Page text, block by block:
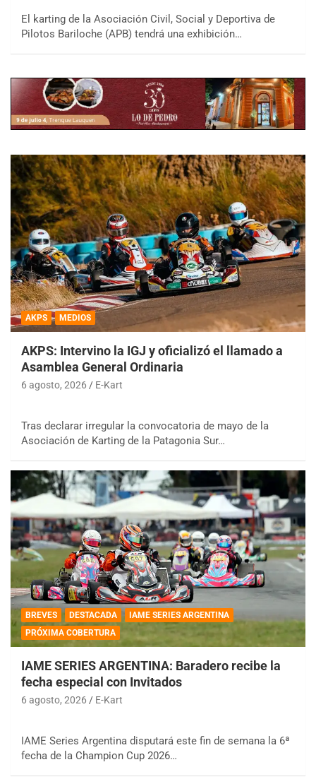
El karting de la Asociación Civil, Social y Deportiva de
Pilotos Bariloche (APB) tendrá una exhibición…
AKPS MEDIOS
AKPS: Intervino la IGJ y oficializó el llamado a
Asamblea General Ordinaria
6 agosto, 2026 E-Kart
Tras declarar irregular la convocatoria de mayo de la
Asociación de Karting de la Patagonia Sur…
BREVES DESTACADA
IAME SERIES ARGENTINA
PRÓXIMA COBERTURA
IAME SERIES ARGENTINA: Baradero recibe la
fecha especial con Invitados
6 agosto, 2026 E-Kart
IAME Series Argentina disputará este fin de semana la 6ª
fecha de la Champion Cup 2026…